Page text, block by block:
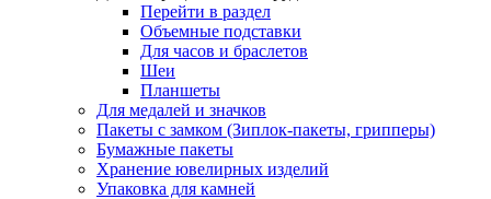
Перейти в раздел
Объемные подставки
Для часов и браслетов
Шеи
Планшеты
Для медалей и значков
Пакеты с замком (Зиплок-пакеты, грипперы)
Бумажные пакеты
Хранение ювелирных изделий
Упаковка для камней